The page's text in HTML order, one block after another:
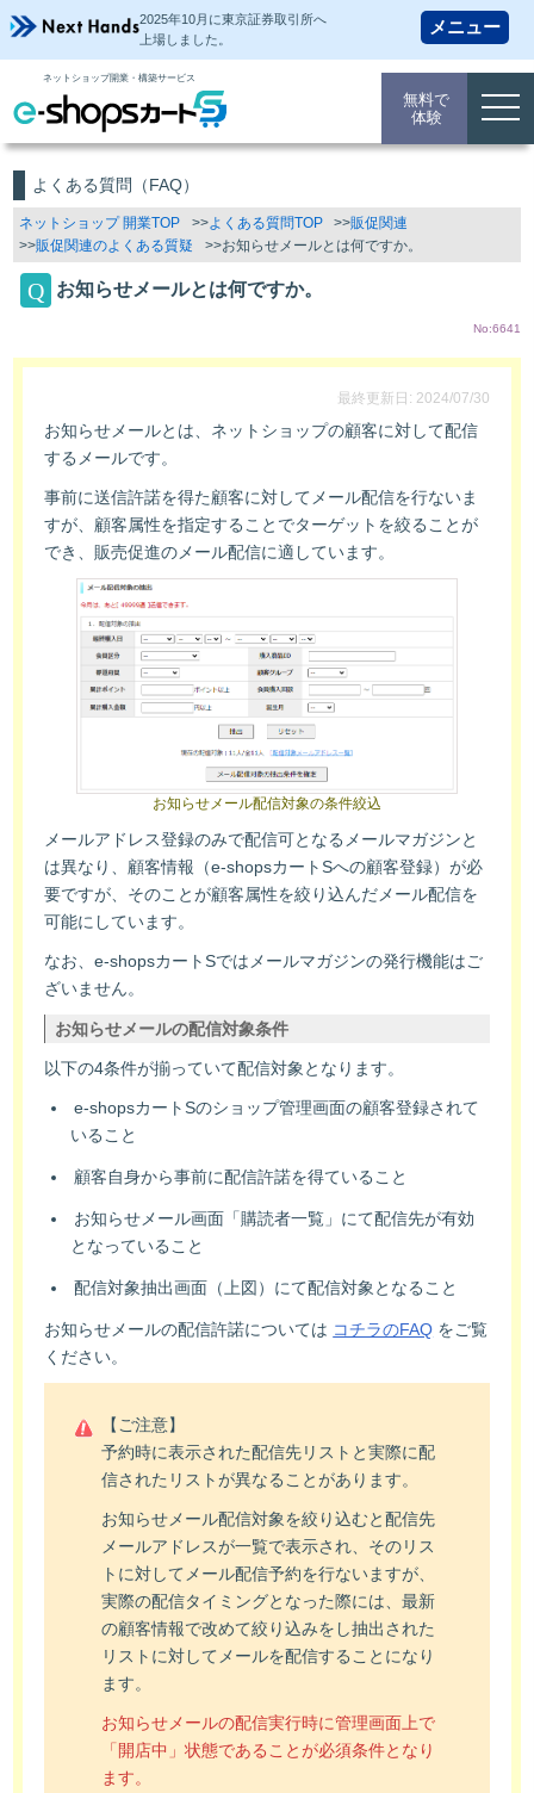
2025年10月に東京証券取引所へ
上場しました。
ネットショップ開業・構築サービス
無料で
体験
よくある質問（FAQ）
ネットショップ 開業TOP よくある質問TOP
販促関連
販促関連のよくある質疑
お知らせメールとは何ですか。
お知らせメールとは何ですか。
No:6641
最終更新日: 2024/07/30
お知らせメールとは、ネットショップの顧客に対して配信
するメールです。
事前に送信許諾を得た顧客に対してメール配信を行ないま
すが、顧客属性を指定することでターゲットを絞ることが
でき、販売促進のメール配信に適しています。
お知らせメール配信対象の条件絞込
メールアドレス登録のみで配信可となるメールマガジンと
は異なり、顧客情報（e-shopsカートSへの顧客登録）が必
要ですが、そのことが顧客属性を絞り込んだメール配信を
可能にしています。
なお、e-shopsカートSではメールマガジンの発行機能はご
ざいません。
お知らせメールの配信対象条件
以下の4条件が揃っていて配信対象となります。
e-shopsカートSのショップ管理画面の顧客登録されて
いること
顧客自身から事前に配信許諾を得ていること
お知らせメール画面「購読者一覧」にて配信先が有効
となっていること
配信対象抽出画面（上図）にて配信対象となること
お知らせメールの配信許諾については コチラのFAQ をご覧
ください。
【ご注意】
予約時に表示された配信先リストと実際に配
信されたリストが異なることがあります。
お知らせメール配信対象を絞り込むと配信先
メールアドレスが一覧で表示され、そのリス
トに対してメール配信予約を行ないますが、
実際の配信タイミングとなった際には、最新
の顧客情報で改めて絞り込みをし抽出された
リストに対してメールを配信することになり
ます。
お知らせメールの配信実行時に管理画面上で
「開店中」状態であることが必須条件となり
ます。